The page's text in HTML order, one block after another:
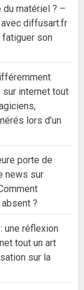
matériel ? –
diffusart.fr
fatiguer son
internet tout
lors d’un
porte de
news sur
?
une réflexion
tout un art
sur la